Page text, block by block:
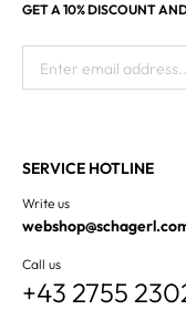
GET A 10% DISCOUNT
Enter email
SERVICE HOTLINE
Write us
Call us
+43 2755